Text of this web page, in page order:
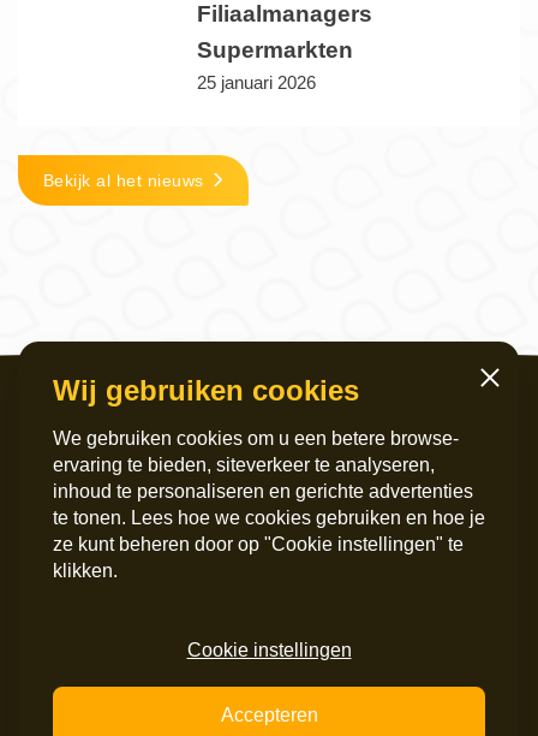
Filiaalmanagers
Supermarkten
25 januari 2026
Bekijk al het nieuws
Servicekantoor
Griffeweg 4
Postadres
info@maripaan.nl
LinkedIn
Wij gebruiken cookies
We gebruiken cookies om u een betere browse-
ervaring te bieden, siteverkeer te analyseren,
inhoud te personaliseren en gerichte advertenties
te tonen. Lees hoe we cookies gebruiken en hoe je
ze kunt beheren door op "Cookie instellingen" te
klikken.
Sluiten
Cookie instellingen
Accepteren